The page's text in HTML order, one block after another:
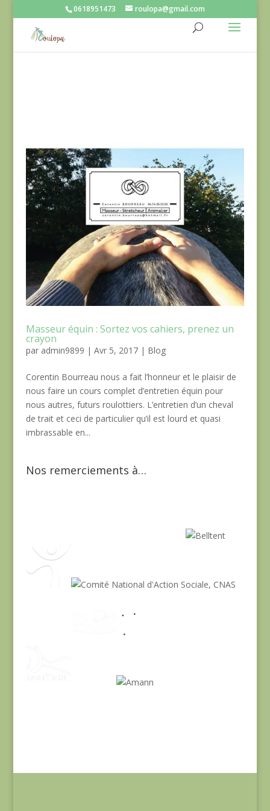
0618951473 roulopa@gmail.com
Masseur équin : Sortez vos cahiers, prenez un
crayon
par admin9899 | Avr 5, 2017| Blog
Corentin Bourreau nous a fait l’honneur et le plaisir de
nous faire un cours complet d’entretien équin pour
nous autres, futurs roulottiers. L’entretien d’un cheval
de trait et ceci de particulier qu’il est lourd et quasi
imbrassable en...
Nos remerciements à…